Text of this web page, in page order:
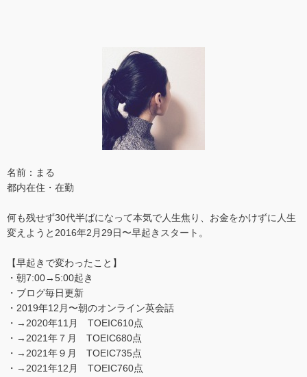
名前：まる
都内在住・在勤
何も残せず30代半ばになって本気で人生焦り、お金をかけずに人生
変えようと2016年2月29日〜早起きスタート。
【早起きで変わったこと】
・朝7:00→5:00起き
・ブログ毎日更新
・2019年12月〜朝のオンライン英会話
・→2020年11月 TOEIC610点
・→2021年７月 TOEIC680点
・→2021年９月 TOEIC735点
・→2021年12月 TOEIC760点